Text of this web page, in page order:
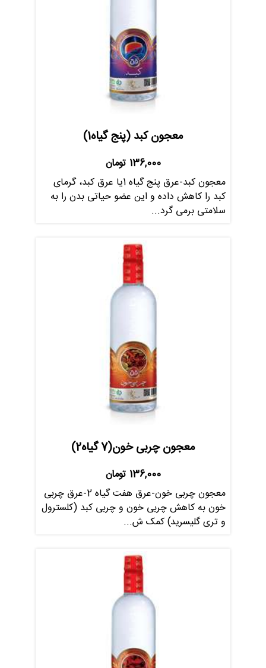
معجون کبد (پنج گیاه1)
136,000 تومان
معجون کبد-عرق پنج گیاه 1یا عرق کبد، گرمای
کبد را کاهش داده و این عضو حیاتی بدن را به
سلامتی برمی گرد...
معجون چربی خون(7 گیاه2)
136,000 تومان
معجون چربی خون-عرق هفت گیاه 2-عرق چربی
خون به کاهش چربی خون و چربی کبد (کلسترول
و تری گلیسرید) کمک ش...